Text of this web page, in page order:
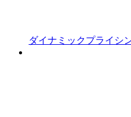
ダイナミックプライシ